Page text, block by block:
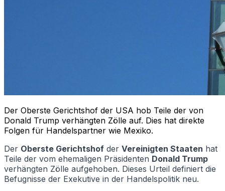
Der Oberste Gerichtshof der USA hob Teile der von
Donald Trump verhängten Zölle auf. Dies hat direkte
Folgen für Handelspartner wie Mexiko.
Der Oberste Gerichtshof der Vereinigten Staaten hat
Teile der vom ehemaligen Präsidenten Donald Trump
verhängten Zölle aufgehoben. Dieses Urteil definiert die
Befugnisse der Exekutive in der Handelspolitik neu.